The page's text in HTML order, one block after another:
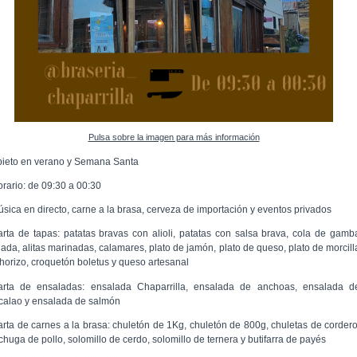
Pulsa sobre la imagen para más información
en verano y Semana Santa
de 09:30 a 00:30
en directo, carne a la brasa, cerveza de importación y eventos privados
de tapas: patatas bravas con alioli, patatas con salsa brava, cola de
alitas marinadas, calamares, plato de jamón, plato de queso, plato de
croquetón boletus y queso artesanal
de ensaladas: ensalada Chaparrilla, ensalada de anchoas, ensalada
y ensalada de salmón
de carnes a la brasa: chuletón de 1Kg, chuletón de 800g, chuletas de cordero,
de pollo, solomillo de cerdo, solomillo de ternera y butifarra de payés